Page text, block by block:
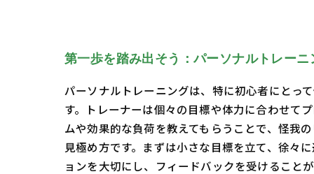
第一歩を踏み出そう：パーソナルトレー
パーソナルトレーニングは、特に初心者にとっ
す。トレーナーは個々の目標や体力に合わせて
ムや効果的な負荷を教えてもらうことで、怪我
見極め方です。まずは小さな目標を立て、徐々
ョンを大切にし、フィードバックを受けること